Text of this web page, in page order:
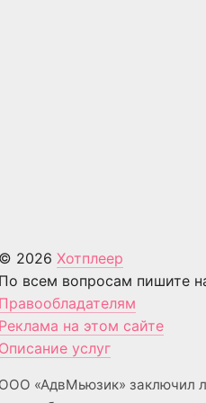
© 2026 Хотплеер
По всем вопросам пишите
Правообладателям
Реклама на этом сайте
Описание услуг
ООО «АдвМьюзик» заключил